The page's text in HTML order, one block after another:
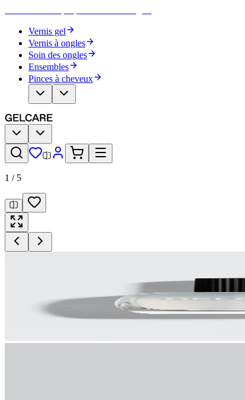
Vernis gel
Vernis à ongles
Soin des ongles
Ensembles
Pinces à cheveux
1 / 5